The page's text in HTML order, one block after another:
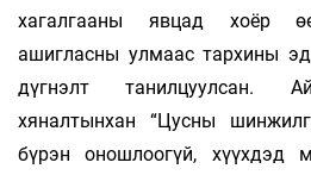
хагалгааны явцад хоёр
ашигласны улмаас тархины
дүгнэлт танилцуулсан.
хяналтынхан “Цусны
бүрэн оношлоогүй, хүүхдэд